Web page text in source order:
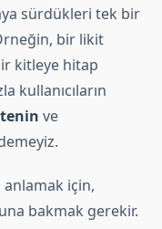
sürdükleri tek bir
bir likit
kitleye hitap
kullanıcıların
ve
anlamak için,
bakmak gerekir.